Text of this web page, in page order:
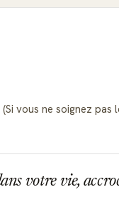
vous ne soignez
votre vie,